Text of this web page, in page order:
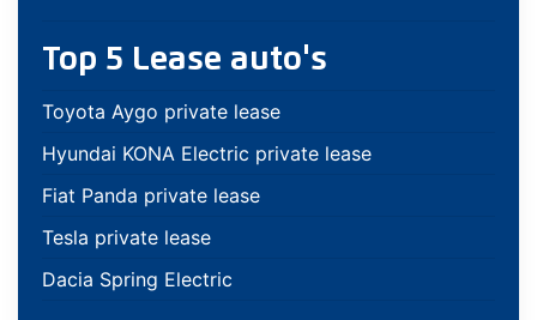
Top 5 Lease auto's
Toyota Aygo private lease
Hyundai KONA Electric private lease
Fiat Panda private lease
Tesla private lease
Dacia Spring Electric